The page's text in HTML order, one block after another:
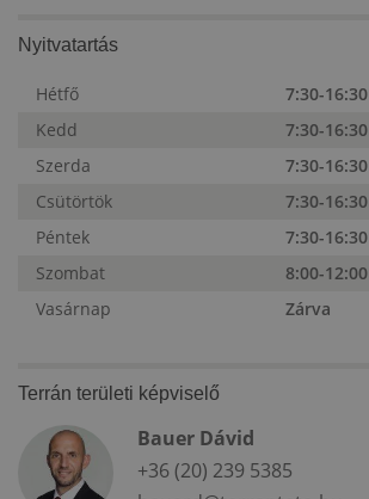
Nyitvatartás
Hétfő
7:30-16:30
Kedd
7:30-16:30
Szerda
7:30-16:30
Csütörtök
7:30-16:30
Péntek
7:30-16:30
Szombat
8:00-12:00
Vasárnap
Zárva
Terrán területi képviselő
Bauer Dávid
+36 (20) 239 5385